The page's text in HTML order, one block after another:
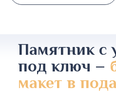
Памятник с
под ключ –
макет в